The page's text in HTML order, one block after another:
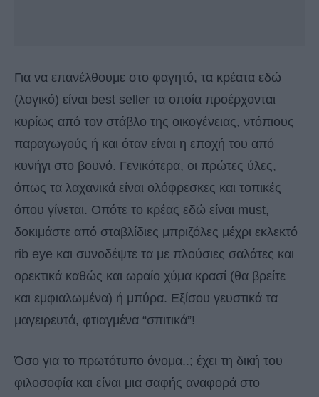
Για να επανέλθουμε στο φαγητό, τα κρέατα εδώ
(λογικό) είναι best seller τα οποία προέρχονται
κυρίως από τον στάβλο της οικογένειας, ντόπιους
παραγωγούς ή και όταν είναι η εποχή του από
κυνήγι στο βουνό. Γενικότερα, οι πρώτες ύλες,
όπως τα λαχανικά είναι ολόφρεσκες και τοπικές
όπου γίνεται. Οπότε το κρέας εδώ είναι must,
δοκιμάστε από σταβλίδιες μπριζόλες μέχρι εκλεκτό
rib eye και συνοδέψτε τα με πλούσιες σαλάτες και
ορεκτικά καθώς και ωραίο χύμα κρασί (θα βρείτε
και εμφιαλωμένα) ή μπύρα. Εξίσου γευστικά τα
μαγειρευτά, φτιαγμένα “σπιτικά”!
Όσο για το πρωτότυπο όνομα..; έχει τη δική του
φιλοσοφία και είναι μια σαφής αναφορά στο